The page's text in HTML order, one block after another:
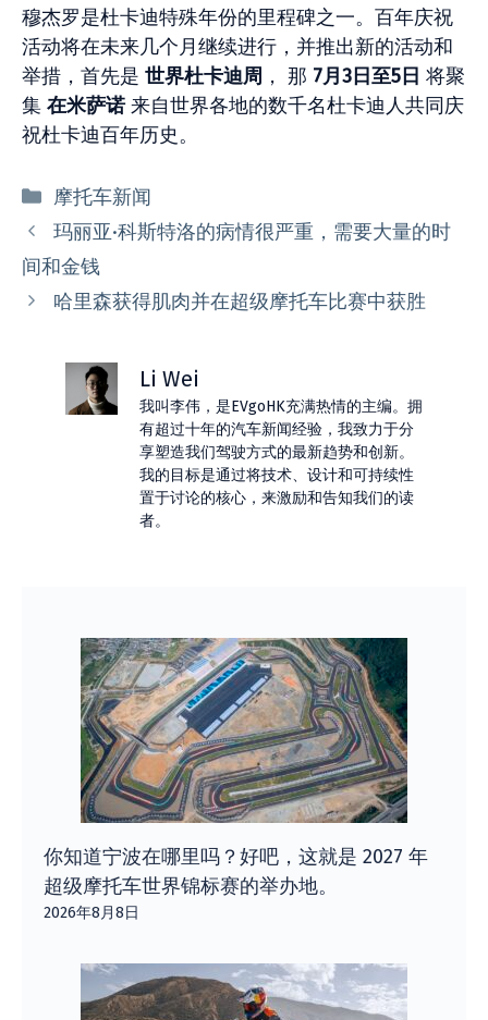
穆杰罗是杜卡迪特殊年份的里程碑之一。百年庆祝
活动将在未来几个月继续进行，并推出新的活动和
举措，首先是 世界杜卡迪周 ， 那 7月3日至5日 将聚
集 在米萨诺来自世界各地的数千名杜卡迪人共同庆
祝杜卡迪百年历史。
分
类
摩托车新闻
玛丽亚·科斯特洛的病情很严重，需要大量的时
间和金钱
哈里森获得肌肉并在超级摩托车比赛中获胜
Li Wei
我叫李伟，是EVgoHK充满热情的主编。拥
有超过十年的汽车新闻经验，我致力于分
享塑造我们驾驶方式的最新趋势和创新。
我的目标是通过将技术、设计和可持续性
置于讨论的核心，来激励和告知我们的读
者。
你知道宁波在哪里吗？好吧，这就是 2027 年
超级摩托车世界锦标赛的举办地。
2026年8月8日